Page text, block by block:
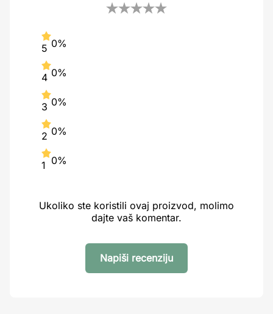
5 0%
4 0%
3 0%
2 0%
1 0%
Ukoliko ste koristili ovaj proizvod, molimo
dajte vaš komentar.
Napiši recenziju